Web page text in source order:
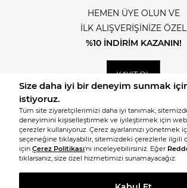
HEMEN ÜYE OLUN VE
İLK ALIŞVERİŞİNİZE ÖZEL
%10 İNDİRİM KAZANIN!
KAYIT OL